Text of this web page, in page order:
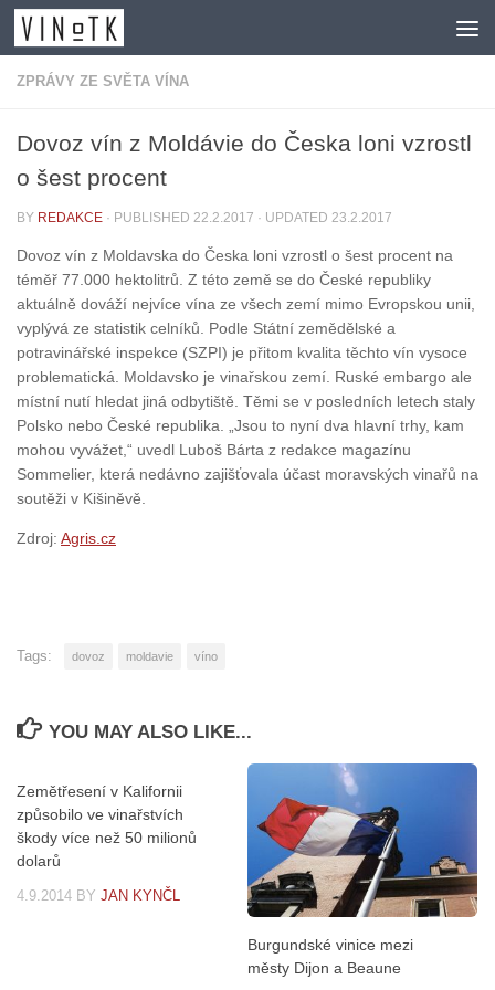
Skip to content
ZPRÁVY ZE SVĚTA VÍNA
Dovoz vín z Moldávie do Česka loni vzrostl
o šest procent
BY REDAKCE · PUBLISHED 22.2.2017 · UPDATED 23.2.2017
Dovoz vín z Moldavska do Česka loni vzrostl o šest procent na
téměř 77.000 hektolitrů. Z této země se do České republiky
aktuálně dováží nejvíce vína ze všech zemí mimo Evropskou unii,
vyplývá ze statistik celníků. Podle Státní zemědělské a
potravinářské inspekce (SZPI) je přitom kvalita těchto vín vysoce
problematická. Moldavsko je vinařskou zemí. Ruské embargo ale
místní nutí hledat jiná odbytiště. Těmi se v posledních letech staly
Polsko nebo České republika. „Jsou to nyní dva hlavní trhy, kam
mohou vyvážet,“ uvedl Luboš Bárta z redakce magazínu
Sommelier, která nedávno zajišťovala účast moravských vinařů na
soutěži v Kišiněvě.
Zdroj: Agris.cz
Tags: dovoz moldavie víno
YOU MAY ALSO LIKE...
Zemětřesení v Kalifornii
způsobilo ve vinařstvích
škody více než 50 milionů
dolarů
4.9.2014 BY JAN KYNČL
Burgundské vinice mezi
městy Dijon a Beaune